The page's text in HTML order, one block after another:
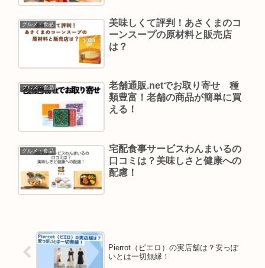
グルメ・食品
美味しくて評判！あさくまのコ
ーンスープの原材料と販売店
は？
グルメ・食品
老舗通販.netでお取り寄せ 種
類豊富！老舗の商品が簡単に買
える！
グルメ・食品
宅配食事サービスわんまいるの
口コミは？美味しさと健康への
配慮！
Pierrot（ピエロ）の実店舗は？安っぽ
いとは一切無縁！